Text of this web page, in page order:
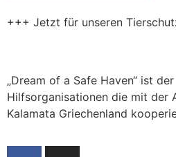
+++ Jetzt für unseren
„Dream of a Safe Haven“ ist
Hilfsorganisationen die mit der
Kalamata Griechenland